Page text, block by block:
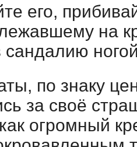
его,
на
сандалию
по знаку
за своё
огромный